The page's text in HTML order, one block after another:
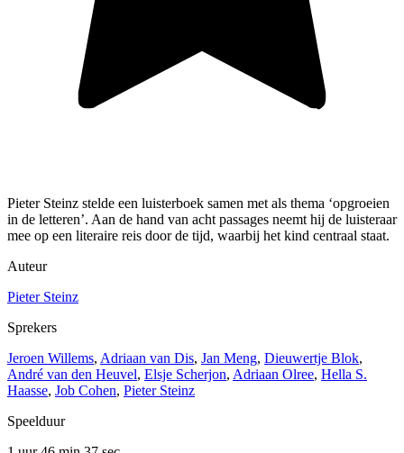
Pieter Steinz stelde een luisterboek samen met als thema ‘opgroeien
in de letteren’. Aan de hand van acht passages neemt hij de luisteraar
mee op een literaire reis door de tijd, waarbij het kind centraal staat.
Auteur
Pieter Steinz
Sprekers
Jeroen Willems, Adriaan van Dis, Jan Meng, Dieuwertje Blok,
André van den Heuvel, Elsje Scherjon, Adriaan Olree, Hella S.
Haasse, Job Cohen, Pieter Steinz
Speelduur